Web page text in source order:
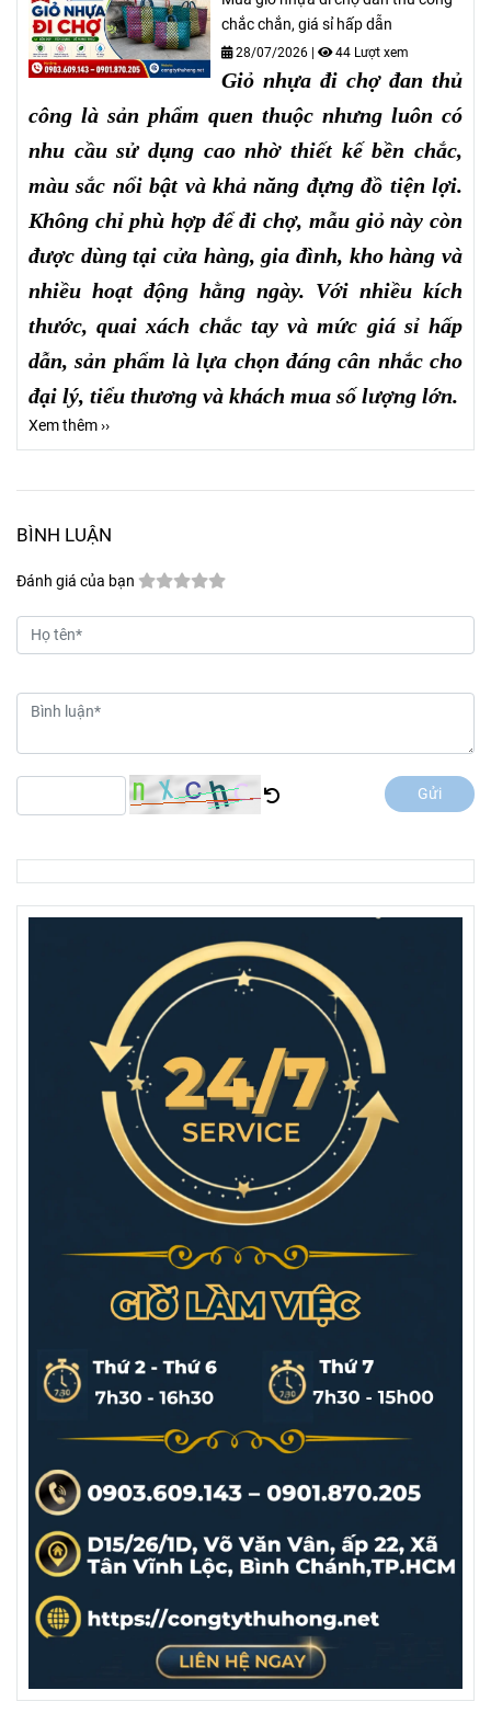
chắc chắn, giá sỉ hấp dẫn
28/07/2026 | 44 Lượt xem
Giỏ nhựa đi chợ đan thủ
công là sản phẩm quen thuộc nhưng luôn có
nhu cầu sử dụng cao nhờ thiết kế bền chắc,
màu sắc nổi bật và khả năng đựng đồ tiện lợi.
Không chỉ phù hợp để đi chợ, mẫu giỏ này còn
được dùng tại cửa hàng, gia đình, kho hàng và
nhiều hoạt động hằng ngày. Với nhiều kích
thước, quai xách chắc tay và mức giá sỉ hấp
dẫn, sản phẩm là lựa chọn đáng cân nhắc cho
đại lý, tiểu thương và khách mua số lượng lớn.
Xem thêm ››
BÌNH LUẬN
Đánh giá của bạn
Gửi